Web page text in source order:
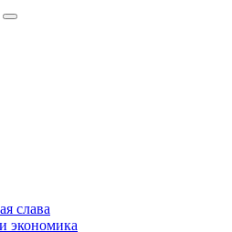
слава
экономика